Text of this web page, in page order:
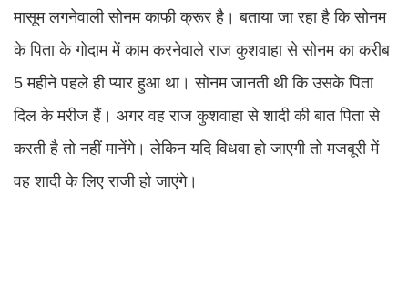
मासूम लगनेवाली सोनम काफी क्रूर है। बताया जा रहा है कि सोनम
के पिता के गोदाम में काम करनेवाले राज कुशवाहा से सोनम का करीब
5 महीने पहले ही प्यार हुआ था। सोनम जानती थी कि उसके पिता
दिल के मरीज हैं। अगर वह राज कुशवाहा से शादी की बात पिता से
करती है तो नहीं मानेंगे। लेकिन यदि विधवा हो जाएगी तो मजबूरी में
वह शादी के लिए राजी हो जाएंगे।